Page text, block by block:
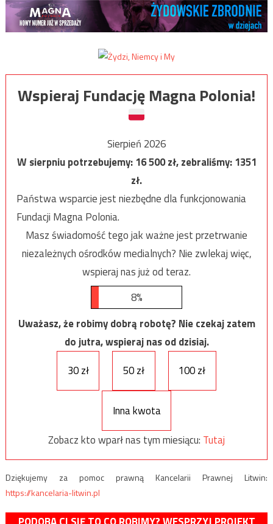
Wspieraj Fundację Magna Polonia!
Sierpień 2026
W sierpniu potrzebujemy:16 500zł, zebraliśmy:1351
zł.
Państwa wsparcie jest niezbędne dla funkcjonowania
Fundacji Magna Polonia.
Masz świadomość tego jak ważne jest przetrwanie
niezależnych ośrodków medialnych? Nie zwlekaj więc,
wspieraj nas już od teraz.
8%
Uważasz, że robimy dobrą robotę? Nie czekaj zatem
do jutra, wspieraj nas od dzisiaj.
30 zł
50 zł 100 zł
Inna kwota
Zobacz kto wparł nas tym miesiącu: Tutaj
Dziękujemy za pomoc prawną Kancelarii Prawnej Litwin:
https://kancelaria-litwin.pl